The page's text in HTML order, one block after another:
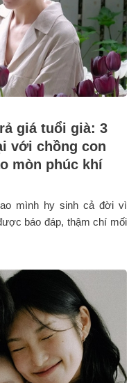
giá tuổi già: 3
với chồng con
mòn phúc khí
mình hy sinh cả đời vì
báo đáp, thậm chí mối